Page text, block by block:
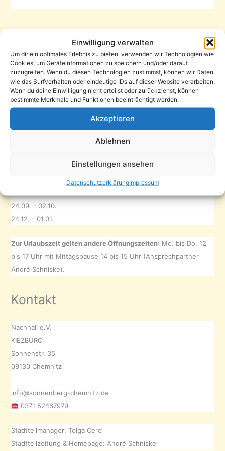
Einwilligung verwalten
Um dir ein optimales Erlebnis zu bieten, verwenden wir Technologien wie
Cookies, um Geräteinformationen zu speichern und/oder darauf
zuzugreifen. Wenn du diesen Technologien zustimmst, können wir Daten
wie das Surfverhalten oder eindeutige IDs auf dieser Website verarbeiten.
Wenn du deine Einwilligung nicht erteilst oder zurückziehst, können
bestimmte Merkmale und Funktionen beeinträchtigt werden.
Akzeptieren
Ablehnen
Einstellungen ansehen
DatenschutzerklärungImpressum
Öffnungszeiten
Mo–Do
10–16 Uhr (Pause 12–13 Uhr)
Fr
13–18 Uhr
Die SWG und die Caritas befinden sich ebenfalls im KIEZBÜRO,
haben aber eigene Sprechzeiten (s. Aushänge am
Urlaub Stadtteilmanagement (2026):
24.09. - 02.10.
24.12. - 01.01.
Zur Urlaubszeit gelten andere Öffnungszeiten: Mo. bis Do. 12
bis 17 Uhr mit Mittagspause 14 bis 15 Uhr (Ansprechpartner
André Schniske).
Kontakt
Nachhall e.V.
KIEZBÜRO
Sonnenstr. 35
09130 Chemnitz
info@sonnenberg-chemnitz.de
0371 52467979
Stadtteilmanager: Tolga Cerci
Stadtteilzeitung & Homepage: André Schniske